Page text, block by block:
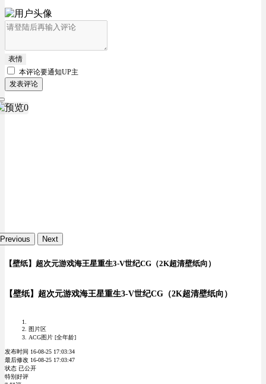
表情
本评论要通知UP主
发表评论
Previous Next
【壁纸】超次元游戏海王星重生3-V世纪CG（2K超清壁纸向）
【壁纸】超次元游戏海王星重生3-V世纪CG（2K超清壁纸向）
图片区
ACG图片 [全年龄]
发布时间 16-08-25 17:03:34
最后修改 16-08-25 17:03:47
状态 已公开
特别好评